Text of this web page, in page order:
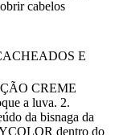
cabelos
E
CREME
a luva. 2.
da bisnaga da
dentro do